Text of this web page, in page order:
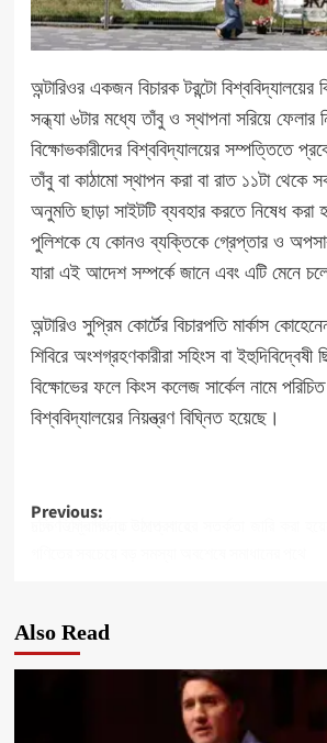
অন্টারিওর একজন বিচারক টরন্টো বিশ্ববিদ্যালয়ের
সন্ধ্যা ৬টার মধ্যে তাঁবু ও স্থাপনা সরিয়ে ফেলার
বিক্ষোভকারীদের বিশ্ববিদ্যালয়ের সম্পত্তিতে
তাঁবু বা কাঠামো স্থাপন করা বা রাত ১১টা থেকে
অনুমতি ছাড়া সাইটটি ব্যবহার করতে নিষেধ
পুলিশকে যে কোনও ব্যক্তিকে গ্রেপ্তার ও
যারা এই আদেশ সম্পর্কে জানে এবং এটি মেনে
অন্টারিও সুপ্রিম কোর্টের বিচারপতি মার্কাস
শিবিরে অংশগ্রহণকারীরা সহিংস বা
বিক্ষোভের ফলে কিংস কলেজ সার্কেল নামে
বিশ্ববিদ্যালয়ের নিয়ন্ত্রণ বিঘ্নিত হয়েছে।
Post
Previous:
দক্ষিণ ফ্লোরিডায় তাপপ্রবাহের সতর্কতা জারি করা হয়েছে। ৪ জুলাই তাপমাত্রা ১১০ ডিগ্রি পর্যন্ত উঠতে পারে
Also Read